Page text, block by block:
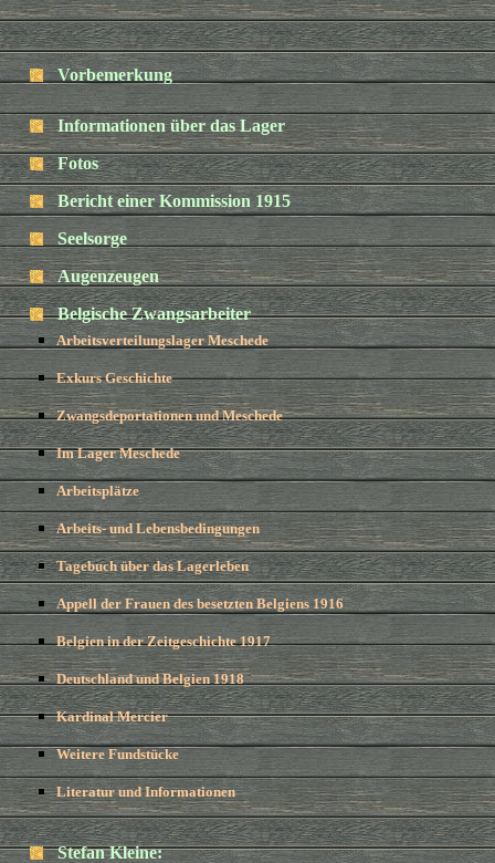
Vorbemerkung
Informationen über das Lager
Fotos
Bericht einer Kommission 1915
Seelsorge
Augenzeugen
Belgische Zwangsarbeiter
Arbeitsverteilungslager Meschede
Exkurs Geschichte
Zwangsdeportationen und Meschede
Im Lager Meschede
Arbeitsplätze
Arbeits- und Lebensbedingungen
Tagebuch über das Lagerleben
Appell der Frauen des besetzten Belgiens 1916
Belgien in der Zeitgeschichte 1917
Deutschland und Belgien 1918
Kardinal Mercier
Weitere Fundstücke
Literatur und Informationen
Stefan Kleine: